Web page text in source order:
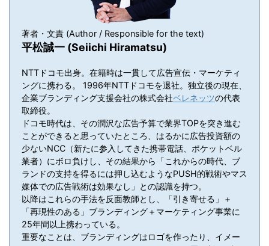
著者・文責 (Author / Responsible for the text)
平松誠一 (Seiichi Hiramatsu)
NTTドコモ出身。在籍時は一貫して広告宣伝・マーケティ
ングに携わる。 1996年NTTドコモを退社。独立後の現在、
企業ブランディング支援会社の株式会社ベレネッツの代表
取締役。
ドコモ時代は、その潤沢な広告予算で業界TOPを突き進む
ことができると思っていたところ、はるかに広告投資額の
少ないNCC（新たに参入してきた携帯電話、ポケットベル
業者）にボロ負けし、その結果から「これからの時代、ブ
ランドの支持を得るには押し込むようなPUSH的戦術やマス
媒体での広告戦術は効果なし」との認識を持つ。
以降はこれらの手法を反面教師とし、「引き寄せる」＋
「再現性のある」ブランディング＋マーケティング事業に
25年間以上携わっている。
重要なことは、ブランディングはロゴを作ったり、イメー